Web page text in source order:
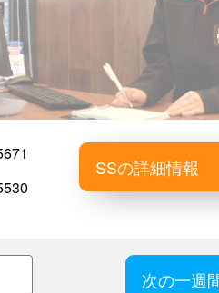
SSの詳細情報
次の一週